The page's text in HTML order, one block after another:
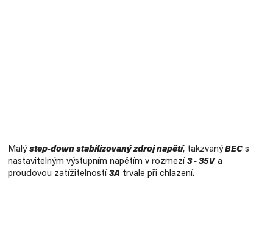
Malý step-down stabilizovaný zdroj napětí, takzvanýBEC s
nastavitelným výstupním napětím v rozmezí 3 - 35Va
proudovou zatížitelností 3A trvale při chlazení.